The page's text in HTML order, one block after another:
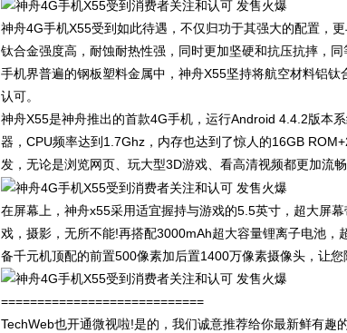
神舟4G手机X55受到如此待遇，不仅归功于其强大的配置，
钛合金强度高，耐蚀耐热性强，同时更加坚硬和抗压抗摔，
手机界普遍的钢板塑料金属中，神舟X55坚持将航空材料铝
认可。
神舟X55是神舟推出的首款4G手机，运行Android 4.4.2版本
器，CPU频率达到1.7Ghz，内存也达到了惊人的16GB
发，无论是浏览网页、玩大型3D游戏、看高清视频都更加流畅
在屏幕上，神舟x55采用适宜握持与游戏的5.5英寸，超大屏
戏，摄影，无所不能!再搭配3000mAh超大容量锂离子电池，
备千元机顶配的前置500像素加后置1400万像素摄像头，让您
============================
TechWeb也开通微视啦!是的，我们诚意推荐给你最新鲜有趣